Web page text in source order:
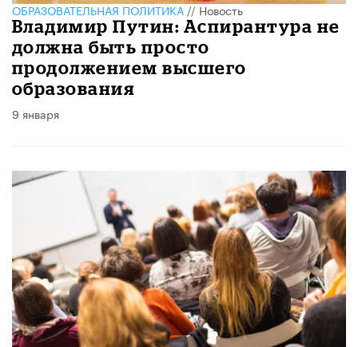
ОБРАЗОВАТЕЛЬНАЯ ПОЛИТИКА//Новость
Владимир Путин: Аспирантура не
должна быть просто
продолжением высшего
образования
9 января